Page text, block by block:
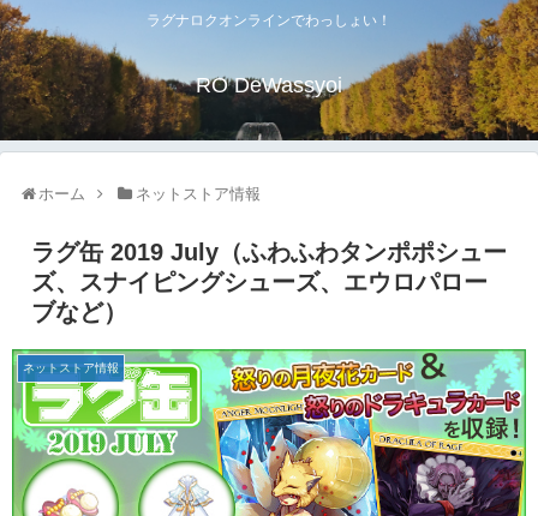
ラグナロクオンラインでわっしょい！
RO DeWassyoi
ホーム ネットストア情報
ラグ缶 2019 July（ふわふわタンポポシュー
ズ、スナイピングシューズ、エウロパロー
ブなど）
ネットストア情報